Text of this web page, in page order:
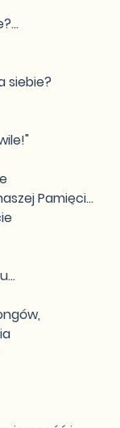
siebie?
Pamięci...